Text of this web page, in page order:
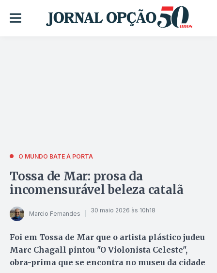
O MUNDO BATE À PORTA
Tossa de Mar: prosa da
incomensurável beleza catalã
Marcio Fernandes 30 maio 2026 às 10h18
Foi em Tossa de Mar que o artista plástico judeu
Marc Chagall pintou "O Violonista Celeste",
obra-prima que se encontra no museu da cidade